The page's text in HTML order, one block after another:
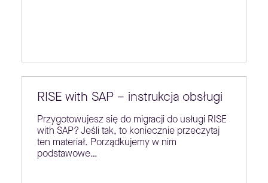
RISE with SAP – instrukcja obsługi
Przygotowujesz się do migracji do usługi RISE
with SAP? Jeśli tak, to koniecznie przeczytaj
ten materiał. Porządkujemy w nim
podstawowe…